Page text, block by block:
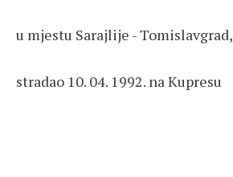
u mjestu Sarajlije - Tomislavgrad,
stradao 10. 04. 1992. na Kupresu